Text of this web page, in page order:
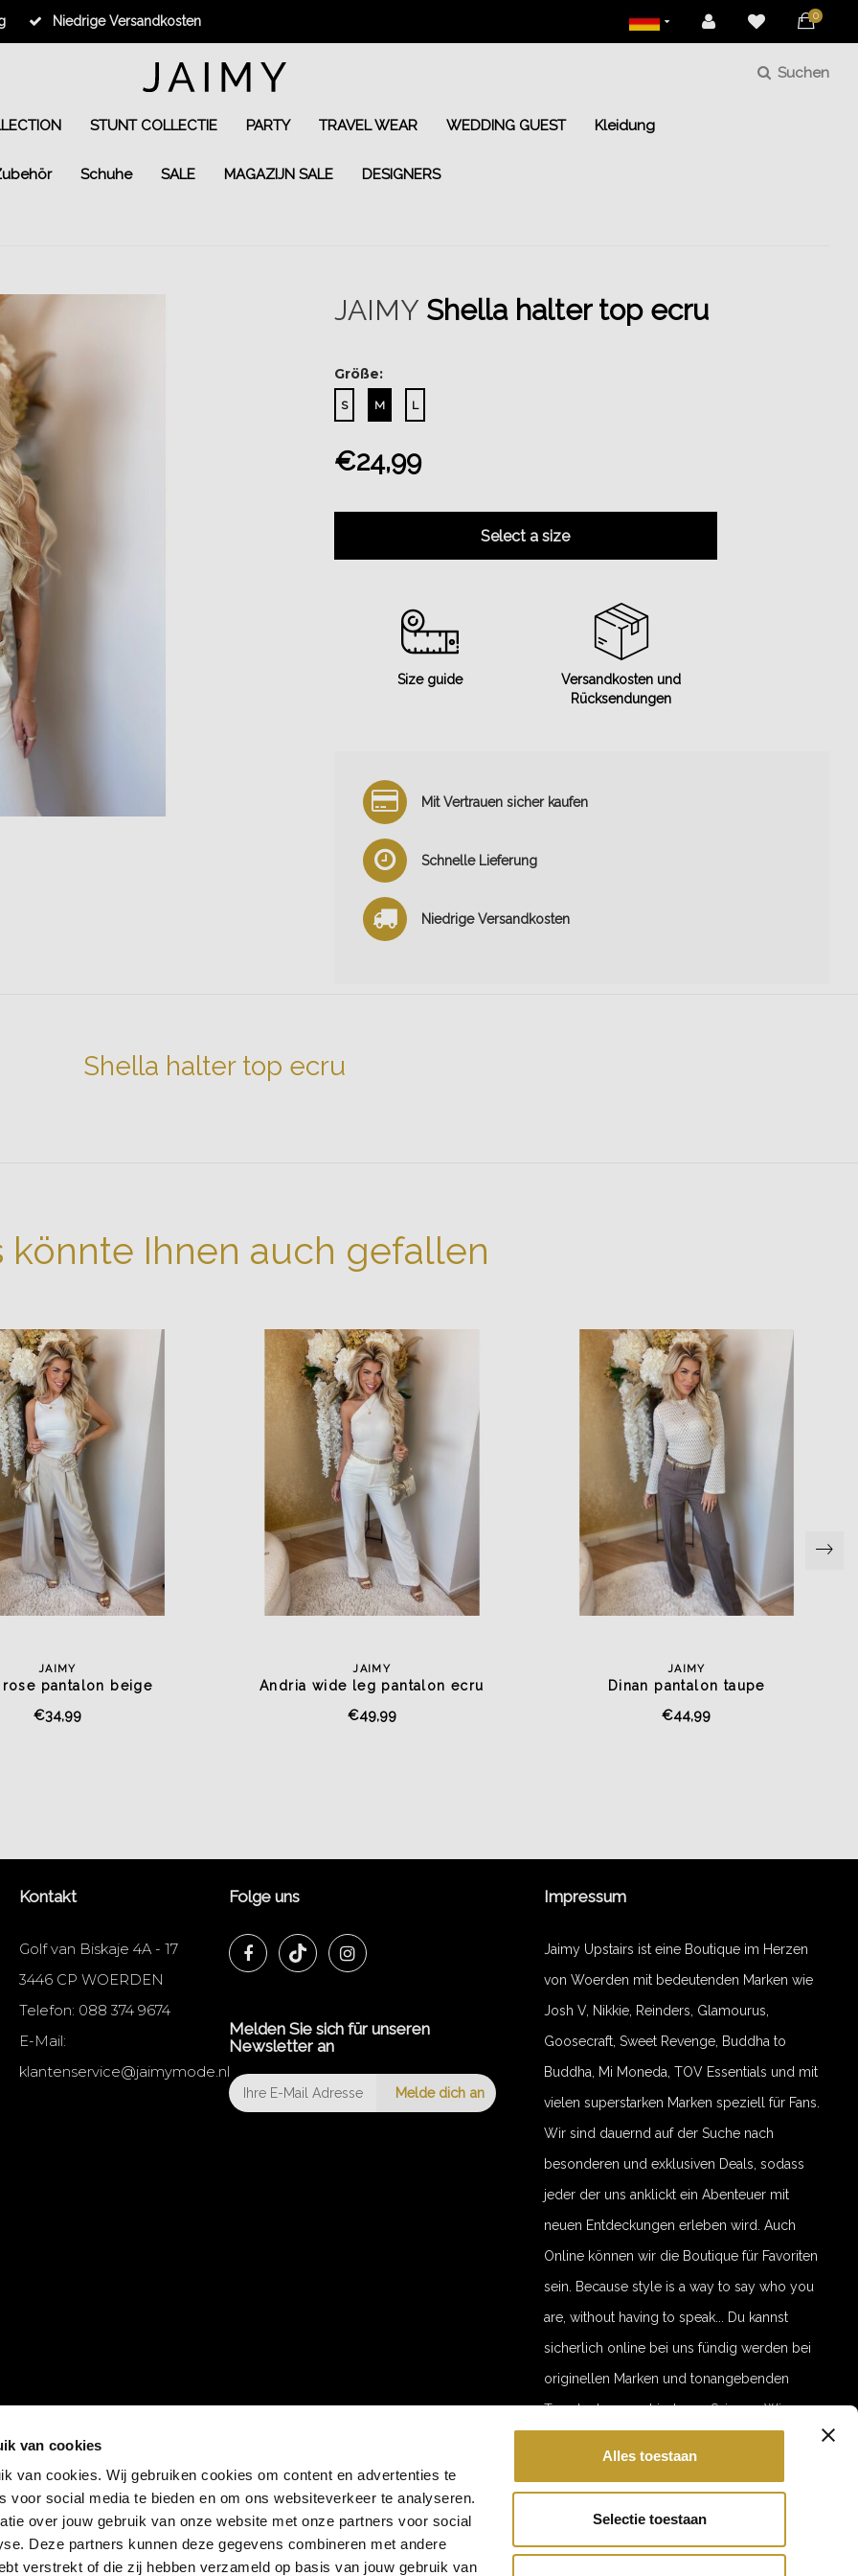
van cookies
van cookies. Wij gebruiken cookies om content en advertenties te
voor social media te bieden en om ons websiteverkeer te analyseren.
over jouw gebruik van onze website met onze partners voor social
Deze partners kunnen deze gegevens combineren met andere
verstrekt of die zij hebben verzameld op basis van jouw gebruik van
Alles toestaan
Selectie toestaan
Niedrige Versandkosten 0
Suchen
STUNT COLLECTIE PARTY TRAVEL WEAR WEDDING GUEST Kleidung
Schuhe SALE MAGAZIJN SALE DESIGNERS
JAIMY Shella halter top ecru
Größe:
S M L
€24,99
Select a size
Size guide
Versandkosten und
Rücksendungen
Mit Vertrauen sicher kaufen
Schnelle Lieferung
Niedrige Versandkosten
Shella halter top ecru
könnte Ihnen auch gefallen
JAIMY
pantalon beige
€34,99
JAIMY
Andria wide leg pantalon ecru
€49,99
JAIMY
Dinan pantalon taupe
€44,99
Kontakt
Golf van Biskaje 4A - 17
3446 CP WOERDEN
Telefon: 088 374 9674
E-Mail:
klantenservice@jaimymode.nl
Folge uns
Melden Sie sich für unseren
Newsletter an
Melde dich an
Impressum
Jaimy Upstairs ist eine Boutique im Herzen
von Woerden mit bedeutenden Marken wie
Josh V, Nikkie, Reinders, Glamourus,
Goosecraft, Sweet Revenge, Buddha to
Buddha, Mi Moneda, TOV Essentials und mit
vielen superstarken Marken speziell für Fans.
Wir sind dauernd auf der Suche nach
besonderen und exklusiven Deals, sodass
jeder der uns anklickt ein Abenteuer mit
neuen Entdeckungen erleben wird. Auch
Online können wir die Boutique für Favoriten
sein. Because style is a way to say who you
are, without having to speak... Du kannst
sicherlich online bei uns fündig werden bei
originellen Marken und tonangebenden
Trends der verschiedenen Saisons. Wir
5% off for your next order
Subscribe to our newsletter to stay updated about our newest
purchase! 😀